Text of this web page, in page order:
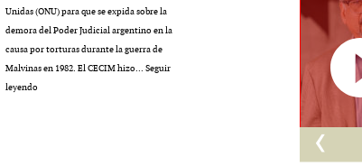
Unidas (ONU) para que se expida sobre la
demora del Poder Judicial argentino en la
causa por torturas durante la guerra de
Malvinas en 1982. El CECIM hizo… Seguir
leyendola
Rocambole. Imágenes
‹